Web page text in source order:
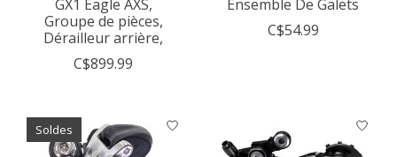
GX1 Eagle AXS,
Groupe de pièces,
Dérailleur arrière,
C$899.99
Ensemble De Galets
C$54.99
Soldes